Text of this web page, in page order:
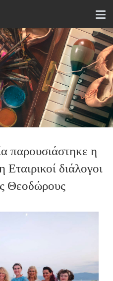
παρουσιάστηκε η
διάλογοι
Θεοδώρους